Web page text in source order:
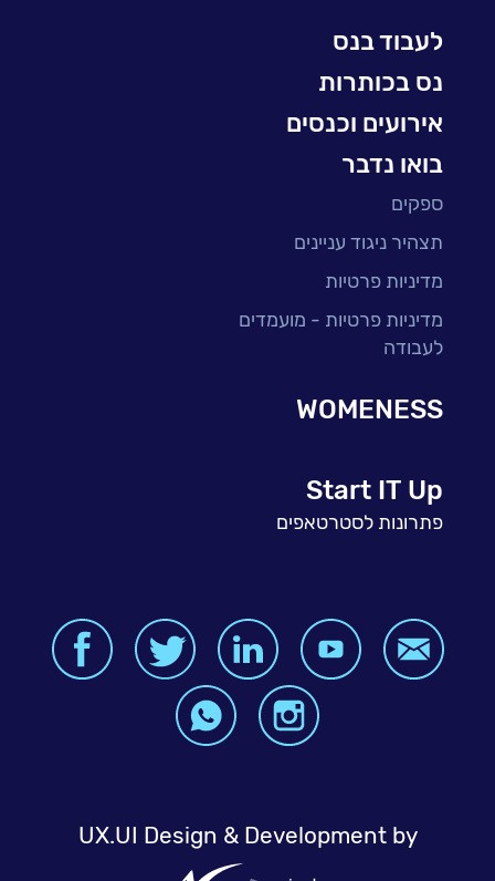
BI, Analytics & Big-Data
לעבוד בנס
נס בכותרות
אירועים וכנסים
בואו נדבר
ספקים
תצהיר ניגוד עניינים
מדיניות פרטיות
מדיניות פרטיות - מועמדים
לעבודה
WOMENESS
Start IT Up
פתרונות לסטרטאפים
UX.UI Design & Development by